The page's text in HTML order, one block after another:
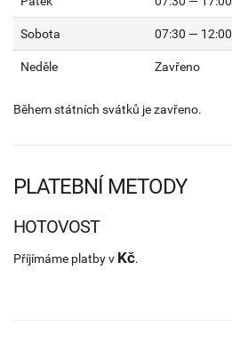
Sobota 07:30 — 12:00
Neděle Zavřeno
Během státních svátků je zavřeno.
PLATEBNÍ METODY
HOTOVOST
Příjímáme platby v Kč.